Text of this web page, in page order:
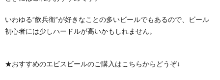
いわゆる”飲兵衛”が好きなことの多いビールでもあるので、ビール
初心者には少しハードルが高いかもしれません。
★おすすめのエビスビールのご購入はこちらからどうぞ↓